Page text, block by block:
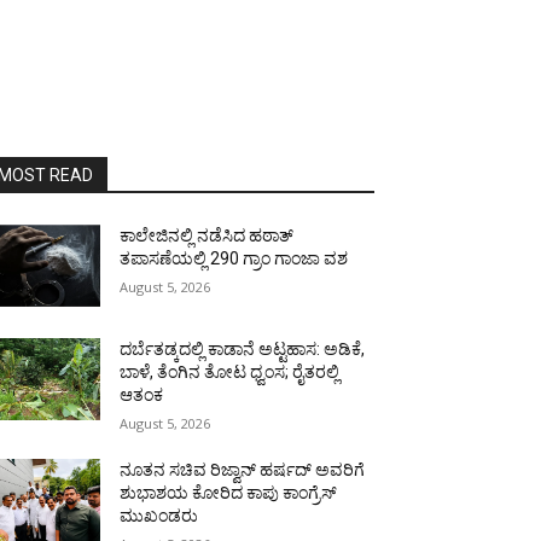
READ
ಕಾಲೇಜಿನಲ್ಲಿ ನಡೆಸಿದ ಹಠಾತ್
ತಪಾಸಣೆಯಲ್ಲಿ 290 ಗ್ರಾಂ ಗಾಂಜಾ ವಶ
August 5, 2026
ದರ್ಬೆತಡ್ಕದಲ್ಲಿ ಕಾಡಾನೆ ಅಟ್ಟಹಾಸ: ಅಡಿಕೆ,
ಬಾಳೆ, ತೆಂಗಿನ ತೋಟ ಧ್ವಂಸ; ರೈತರಲ್ಲಿ
ಆತಂಕ
August 5, 2026
ನೂತನ ಸಚಿವ ರಿಜ್ವಾನ್ ಹರ್ಷದ್ ಅವರಿಗೆ
ಶುಭಾಶಯ ಕೋರಿದ ಕಾಪು ಕಾಂಗ್ರೆಸ್
ಮುಖಂಡರು